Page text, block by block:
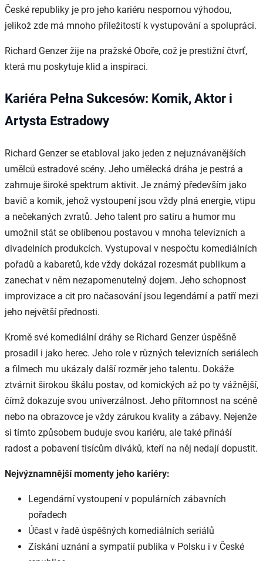
České republiky je pro jeho kariéru nespornou výhodou,
jelikož zde má mnoho příležitostí k vystupování a spolupráci.
Richard Genzer žije na pražské Oboře, což je prestižní čtvrť,
která mu poskytuje klid a inspiraci.
Kariéra Pełna Sukcesów: Komik, Aktor i
Artysta Estradowy
Richard Genzer se etabloval jako jeden z nejuznávanějších
umělců estradové scény. Jeho umělecká dráha je pestrá a
zahrnuje široké spektrum aktivit. Je známý především jako
bavič a komik, jehož vystoupení jsou vždy plná energie, vtipu
a nečekaných zvratů. Jeho talent pro satiru a humor mu
umožnil stát se oblíbenou postavou v mnoha televizních a
divadelních produkcích. Vystupoval v nespočtu komediálních
pořadů a kabaretů, kde vždy dokázal rozesmát publikum a
zanechat v něm nezapomenutelný dojem. Jeho schopnost
improvizace a cit pro načasování jsou legendární a patří mezi
jeho největší přednosti.
Kromě své komediální dráhy se Richard Genzer úspěšně
prosadil i jako herec. Jeho role v různých televizních seriálech
a filmech mu ukázaly další rozměr jeho talentu. Dokáže
ztvárnit širokou škálu postav, od komických až po ty vážnější,
čímž dokazuje svou univerzálnost. Jeho přítomnost na scéně
nebo na obrazovce je vždy zárukou kvality a zábavy. Nejenže
si tímto způsobem buduje svou kariéru, ale také přináší
radost a pobavení tisícům diváků, kteří na něj nedají dopustit.
Nejvýznamnější momenty jeho kariéry:
Legendární vystoupení v populárních zábavních
pořadech
Účast v řadě úspěšných komediálních seriálů
Získání uznání a sympatií publika v Polsku i v České